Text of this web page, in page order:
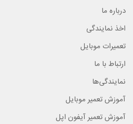
درباره ما
اخذ نمایندگی
تعمیرات موبایل
ارتباط با ما
نمایندگی‌ها
آموزش تعمیر موبایل
آموزش تعمیر آیفون اپل